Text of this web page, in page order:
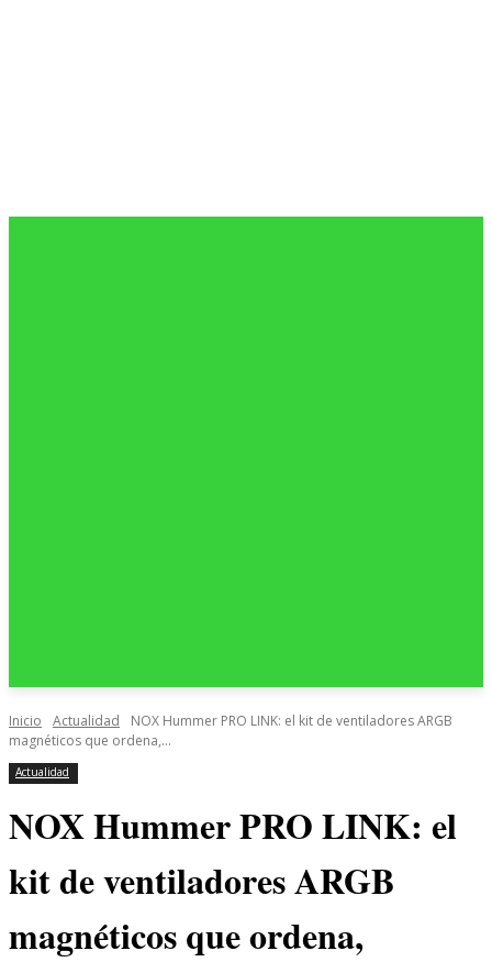
Inicio Actualidad
NOX Hummer PRO LINK: el kit de ventiladores ARGB
magnéticos que ordena,...
Actualidad
NOX Hummer PRO LINK: el
kit de ventiladores ARGB
magnéticos que ordena,